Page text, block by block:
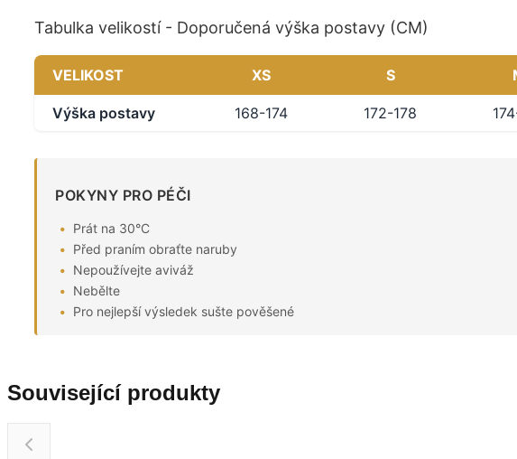
Tabulka velikostí - Doporučená výška postavy (CM)
VELIKOST XS S
Výška postavy 168-174 172-178
POKYNY PRO PÉČI
Prát na 30°C
Před praním obraťte naruby
Nepoužívejte aviváž
Nebělte
Pro nejlepší výsledek sušte pověšené
Související produkty